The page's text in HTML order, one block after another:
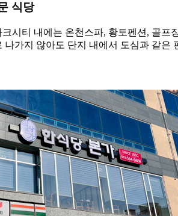
식당
시티 내에는 온천스파, 황토펜션, 골
나가지 않아도 단지 내에서 도심과 같은